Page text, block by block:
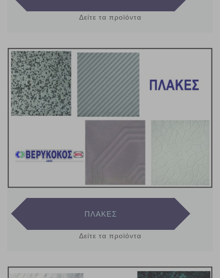
Δείτε τα προϊόντα
ΠΛΑΚΕΣ
Δείτε τα προϊόντα